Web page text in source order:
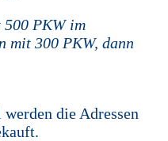
500 PKW im
mit 300 PKW, dann
die Adressen